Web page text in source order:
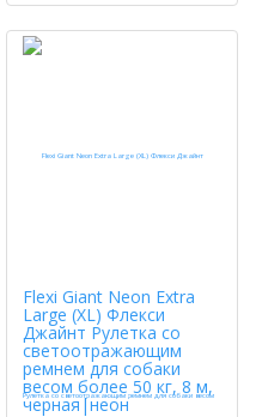
Flexi Giant Neon Extra
Large (XL) Флекси
Джайнт Рулетка со
светоотражающим
ремнем для собаки
весом более 50 кг, 8 м,
черная|неон